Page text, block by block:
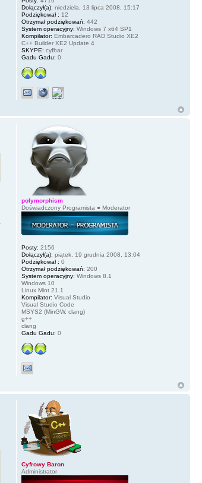
Dołączył(a): niedziela, 13 lipca 2008, 15:17
Podziękował : 12
Otrzymał podziękowań: 442
System operacyjny: Windows 7 x64 SP1
Kompilator: Embarcadero RAD Studio XE2
C++ Builder XE2 Update 4
SKYPE: cyfbar
Gadu Gadu: 0
polymorphism
Doświadczony Programista ● Moderator
Posty: 2156
Dołączył(a): piątek, 19 grudnia 2008, 13:04
Podziękował : 0
Otrzymał podziękowań: 200
System operacyjny: Windows 8.1
Windows 10
Linux Mint 21.1
Kompilator: Visual Studio
Visual Studio Code
MSYS2 (MinGW, clang)
g++
clang
Gadu Gadu: 0
Cyfrowy Baron
Administrator